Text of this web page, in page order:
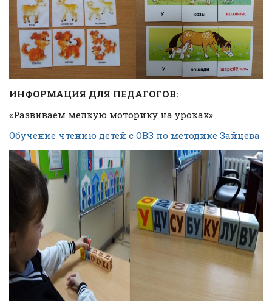
ИНФОРМАЦИЯ ДЛЯ ПЕДАГОГОВ:
«Развиваем мелкую моторику на уроках»
Обучение чтению детей с ОВЗ по методике Зайцева